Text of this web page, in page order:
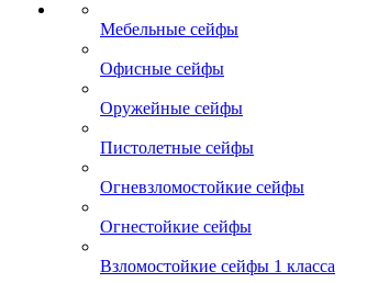
Мебельные сейфы
Офисные сейфы
Оружейные сейфы
Пистолетные сейфы
Огневзломостойкие сейфы
Огнестойкие сейфы
Взломостойкие сейфы 1 класса